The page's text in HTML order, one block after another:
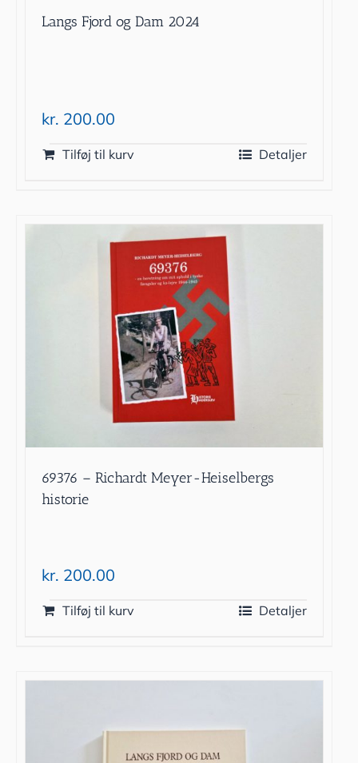
Langs Fjord og Dam 2024
kr. 200.00
Tilføj til kurv Detaljer
69376 – Richardt Meyer-Heiselbergs
historie
kr. 200.00
Tilføj til kurv Detaljer